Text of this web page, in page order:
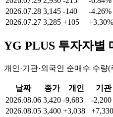
2026.07.28 3,145 -140 -4.26%
2026.07.27 3,285 +105 +3.30%
YG PLUS 투자자별
개인·기관·외국인 순매수 수량
날짜 종가 개인 기관
2026.08.06 3,420 -9,683 -2,200
2026.08.05 3,400 +3,038 +7,330